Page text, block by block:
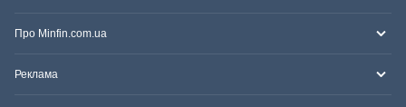
Про Minfin.com.ua
Реклама